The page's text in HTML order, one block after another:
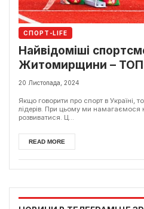
СПОРТ-LIFE
Найвідоміші
Житомирщини – ТОП
20 Листопада, 2024
Якщо говорити про спорт в Україні,
лідерів. При цьому ми намагаємося
розвиватися. Ц...
READ MORE